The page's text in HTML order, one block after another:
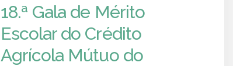
18.ª Gala de Mérito
Escolar do Crédito
Agrícola Mútuo do